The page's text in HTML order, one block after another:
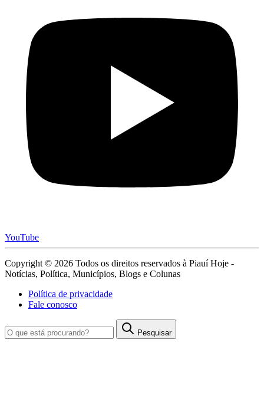
YouTube
Copyright © 2026 Todos os direitos reservados à Piauí Hoje -
Notícias, Política, Municípios, Blogs e Colunas
Política de privacidade
Fale conosco
Pesquisar